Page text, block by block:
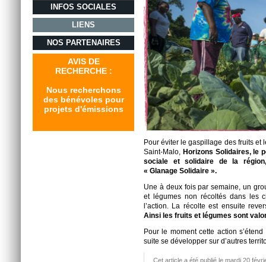
INFOS SOCIALES
LIENS
NOS PARTENAIRES
AVIS DE
RECHERCHE :
Nous recherchons
des bénévoles pour
projets d'émissions
Pour éviter le gaspillage des fruits et
Saint-Malo, Horizons Solidaires, le
sociale et solidaire de la
« Glanage Solidaire ».
Une à deux fois par semaine, un
et légumes non récoltés dans les
l’action. La récolte est ensuite
Ainsi les fruits et légumes sont
Pour le moment cette action
suite se développer sur d’autres
Cet article a été publié le mardi 20